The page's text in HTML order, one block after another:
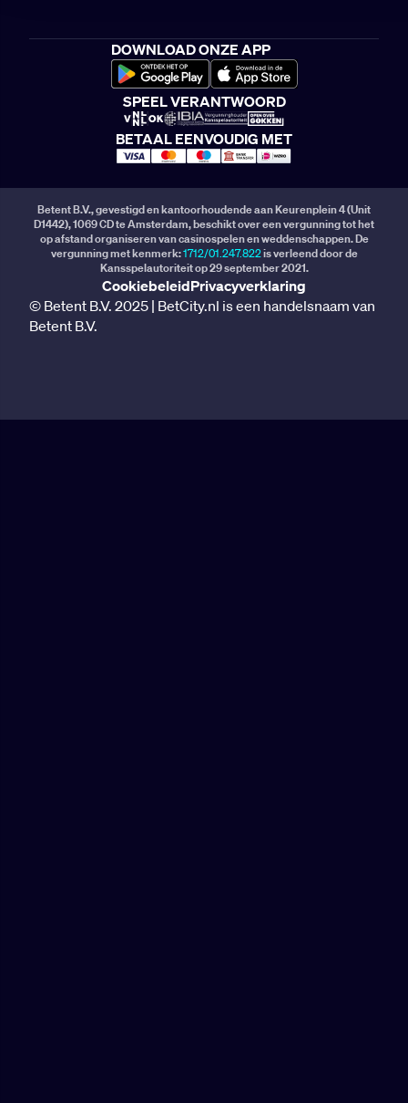
DOWNLOAD ONZE APP
SPEEL VERANTWOORD
BETAAL EENVOUDIG MET
Betent B.V., gevestigd en kantoorhoudende aan Keurenplein 4 (Unit
D1442), 1069 CD te Amsterdam, beschikt over een vergunning tot het
op afstand organiseren van casinospelen en weddenschappen. De
vergunning met kenmerk:1712/01.247.822is verleend door de
Kansspelautoriteit op 29 september 2021.
CookiebeleidPrivacyverklaring
© Betent B.V. 2025 | BetCity.nl is een handelsnaam van
Betent B.V.